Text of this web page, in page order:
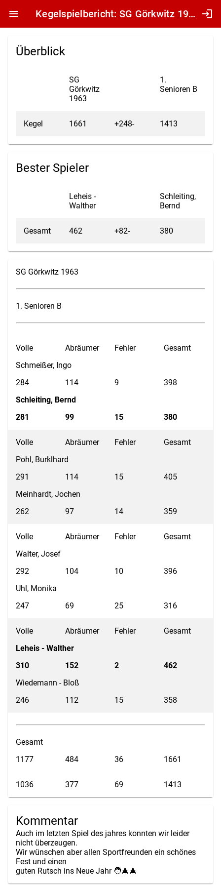
menu Kegelspielbericht: SG Görkwitz 1963 - 1. Senioren B login
Überblick
SG
Görkwitz
1963
1.
Senioren B
Kegel 1661 +248- 1413
Bester Spieler
Leheis -
Walther
Schleiting,
Bernd
Gesamt 462 +82- 380
SG Görkwitz 1963
1. Senioren B
Volle Abräumer Fehler
Gesamt
Schmeißer, Ingo
284
114 9
398
Schleiting, Bernd
281
99 15 380
Volle Abräumer Fehler
Gesamt
Pohl, Burklhard
291
114 15
405
Meinhardt, Jochen
262
97 14 359
Volle Abräumer Fehler
Gesamt
Walter, Josef
292
104 10
396
Uhl, Monika
247
69 25 316
Volle Abräumer Fehler
Gesamt
Leheis - Walther
310
152 2
462
Wiedemann - Bloß
246
112 15 358
Gesamt
1177
484 36 1661
1036 377 69 1413
Kommentar
Auch im letzten Spiel des jahres konnten wir leider
nicht überzeugen.
Wir wünschen aber allen Sportfreunden ein schönes
Fest und einen
guten Rutsch ins Neue Jahr 🧑‍🎄🎄